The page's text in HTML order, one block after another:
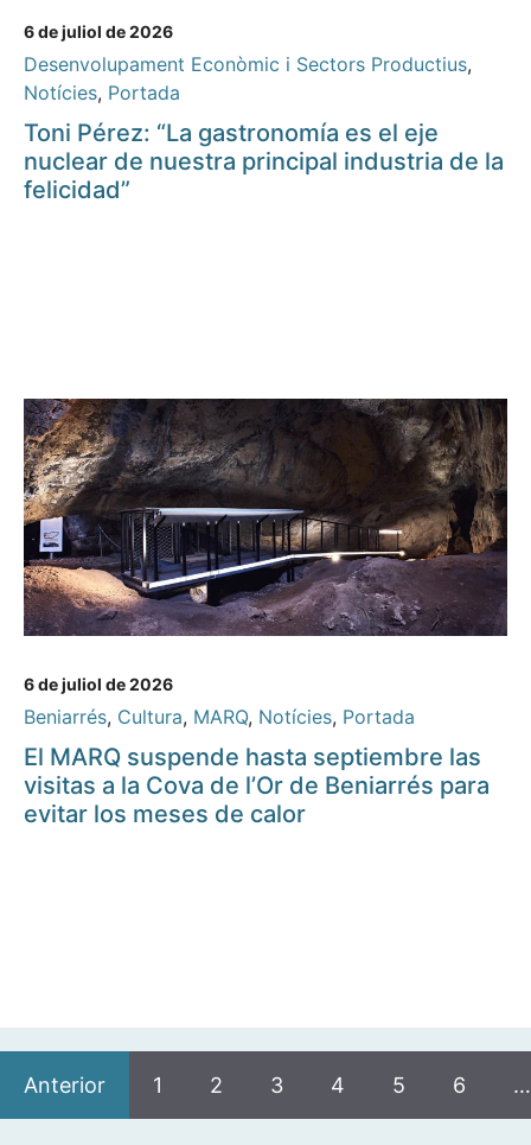
6 de juliol de 2026
Desenvolupament Econòmic i Sectors Productius,
Notícies, Portada
Toni Pérez: “La gastronomía es el eje
nuclear de nuestra principal industria de la
felicidad”
6 de juliol de 2026
Beniarrés, Cultura, MARQ, Notícies, Portada
El MARQ suspende hasta septiembre las
visitas a la Cova de l’Or de Beniarrés para
evitar los meses de calor
Anterior 1 2 3 4 5 6 …